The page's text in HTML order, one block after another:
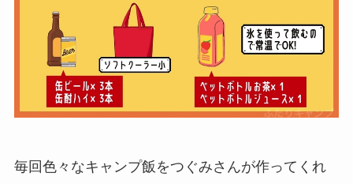
毎回色々なキャンプ飯をつぐみさんが作ってくれ